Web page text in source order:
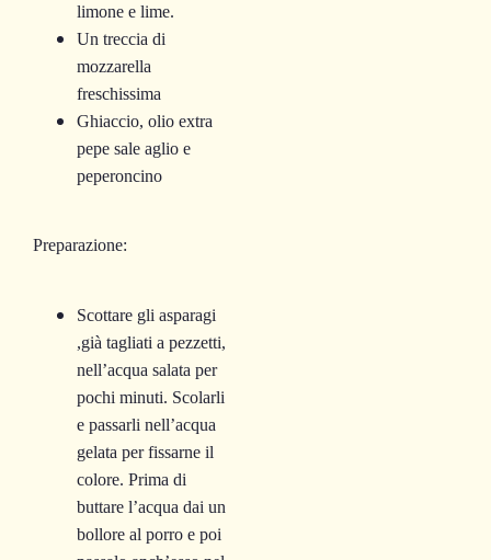
limone e lime.
Un treccia di
mozzarella
freschissima
Ghiaccio, olio extra
pepe sale aglio e
peperoncino
Preparazione:
Scottare gli asparagi
,già tagliati a pezzetti,
nell’acqua salata per
pochi minuti. Scolarli
e passarli nell’acqua
gelata per fissarne il
colore. Prima di
buttare l’acqua dai un
bollore al porro e poi